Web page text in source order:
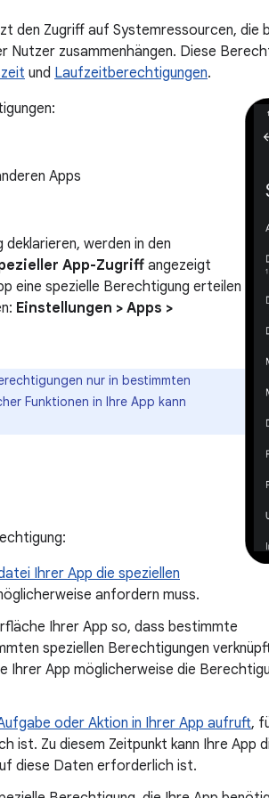
den Zugriff auf Systemressourcen, die
zusammenhängen. Diese
und Laufzeitberechtigungen.
Apps
werden in den
App-Zugriff angezeigt
eine spezielle Berechtigung erteilen
Einstellungen > Apps >
nur in bestimmten
Funktionen in Ihre App kann
Ihrer App die speziellen
anfordern muss.
Ihrer App so, dass bestimmte
speziellen Berechtigungen
Ihrer App möglicherweise die
oder Aktion in Ihrer App aufruft,
ist. Zu diesem Zeitpunkt kann Ihre App
diese Daten erforderlich ist.